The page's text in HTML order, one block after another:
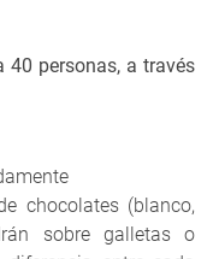
40 personas, a través
chocolates (blanco,
sobre galletas o